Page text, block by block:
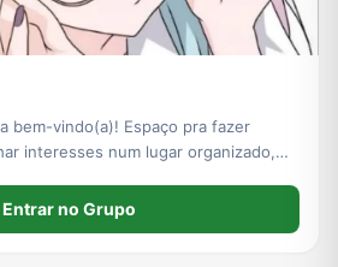
interesses num lugar organizado,
Entrar no Grupo